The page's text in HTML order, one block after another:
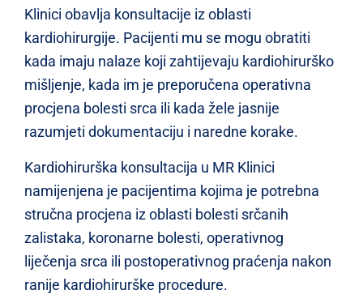
Klinici obavlja konsultacije iz oblasti
kardiohirurgije. Pacijenti mu se mogu obratiti
kada imaju nalaze koji zahtijevaju kardiohirurško
mišljenje, kada im je preporučena operativna
procjena bolesti srca ili kada žele jasnije
razumjeti dokumentaciju i naredne korake.
Kardiohirurška konsultacija u MR Klinici
namijenjena je pacijentima kojima je potrebna
stručna procjena iz oblasti bolesti srčanih
zalistaka, koronarne bolesti, operativnog
liječenja srca ili postoperativnog praćenja nakon
ranije kardiohirurške procedure.